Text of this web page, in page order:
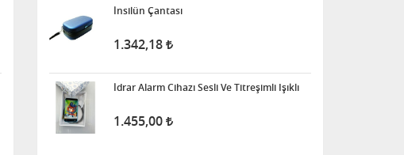
İnsilün Çantası
1.342,18
İdrar Alarm Cihazı Sesli Ve Titreşimli Işıklı
1.455,00